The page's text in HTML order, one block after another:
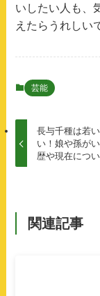
いしたい人も、
えたらうれしい
芸能
長与千種は若
い！娘や孫が
歴や現在につ
関連記事